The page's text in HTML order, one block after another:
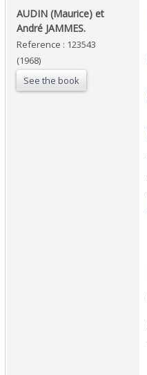
‎AUDIN (Maurice) et
André JAMMES.‎
Reference : 123543
(1968)
See the book